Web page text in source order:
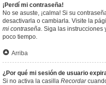
¡Perdí mi contraseña!
No se asuste, ¡calma! Si su
desactivarla o cambiarla. Visite la
mi contraseña. Siga las instrucciones
poco tiempo.
Arriba
¿Por qué mi sesión de usuario
Si no activa la casilla Recordar